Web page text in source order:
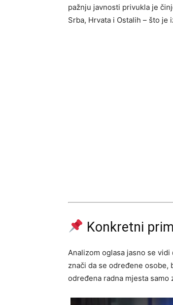
pažnju javnosti privukla je
Srba, Hrvata i Ostalih – što
Konkretni
Analizom oglasa jasno se
znači da se određene
određena radna mjesta samo